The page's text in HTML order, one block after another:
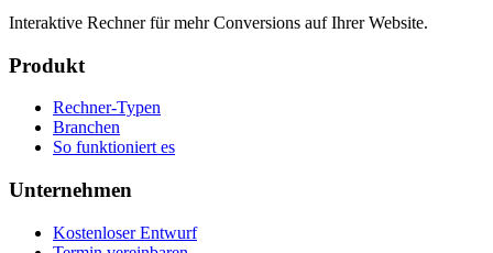
Interaktive Rechner für mehr Conversions auf Ihrer Website.
Produkt
Rechner-Typen
Branchen
So funktioniert es
Unternehmen
Kostenloser Entwurf